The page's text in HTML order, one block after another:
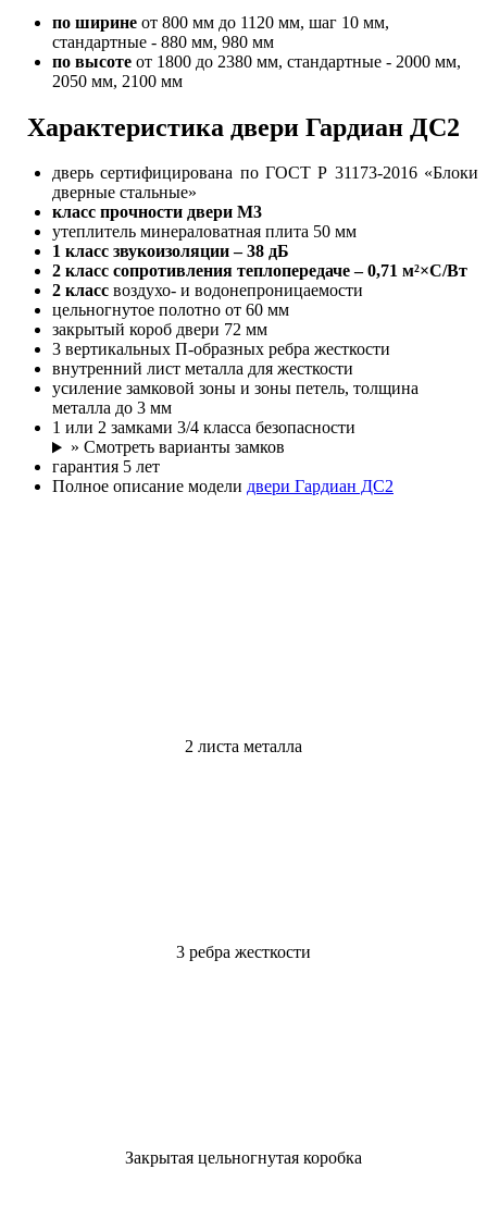
по ширине от 800 мм до 1120 мм, шаг 10 мм,
стандартные - 880 мм, 980 мм
по высоте от 1800 до 2380 мм, стандартные - 2000 мм,
2050 мм, 2100 мм
Характеристика двери Гардиан ДС2
дверь сертифицирована по ГОСТ Р 31173-2016 «Блоки
дверные стальные»
класс прочности двери М3
утеплитель минераловатная плита 50 мм
1 класс звукоизоляции – 38 дБ
2 класс сопротивления теплопередаче – 0,71 м²×С/Вт
2 класс воздухо- и водонепроницаемости
цельногнутое полотно от 60 мм
закрытый короб двери 72 мм
3 вертикальных П-образных ребра жесткости
внутренний лист металла для жесткости
усиление замковой зоны и зоны петель, толщина
металла до 3 мм
1 или 2 замками 3/4 класса безопасности
» Смотреть варианты замков
гарантия 5 лет
Полное описание модели двери Гардиан ДС2
2 листа металла
3 ребра жесткости
Закрытая цельногнутая коробка